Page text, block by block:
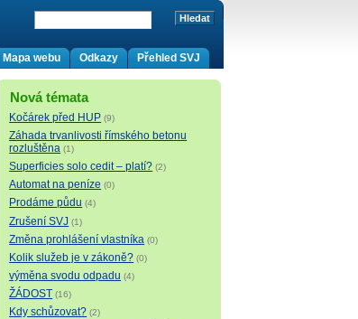
Přehled SVJ
Odkazy
Mapa webu
Nová témata
Kočárek před HUP (9)
Záhada trvanlivosti římského betonu
rozluštěna (1)
Superficies solo cedit – platí? (2)
Automat na peníze (0)
Prodáme půdu (4)
Zrušení SVJ (1)
Změna prohlášení vlastníka (0)
Kolik služeb je v zákoně? (0)
výměna svodu odpadu (4)
ŽÁDOST (16)
Kdy schůzovat? (2)